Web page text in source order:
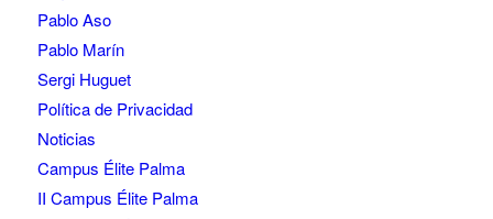
Pablo Aso
Pablo Marín
Sergi Huguet
Política de Privacidad
Noticias
Campus Élite Palma
II Campus Élite Palma